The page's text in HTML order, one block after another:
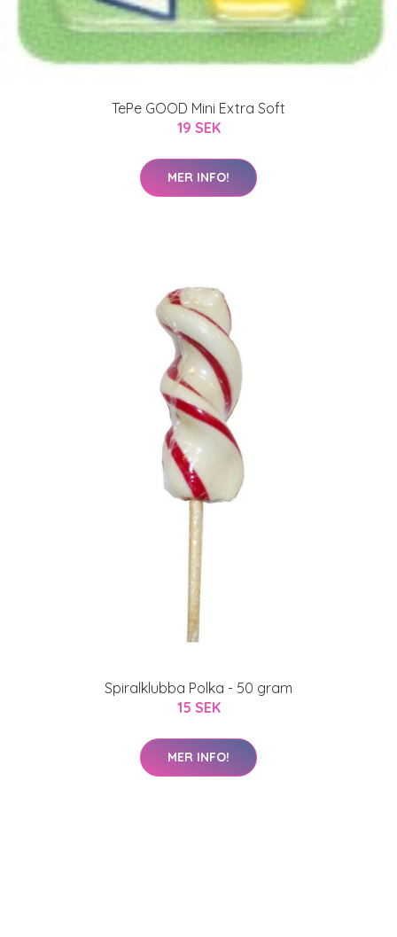
TePe GOOD Mini Extra Soft
19 SEK
MER INFO!
Spiralklubba Polka - 50 gram
15 SEK
MER INFO!